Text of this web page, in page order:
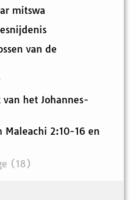
mitswa
van de
het Johannes-
Maleachi 2:10-16 en
(18)